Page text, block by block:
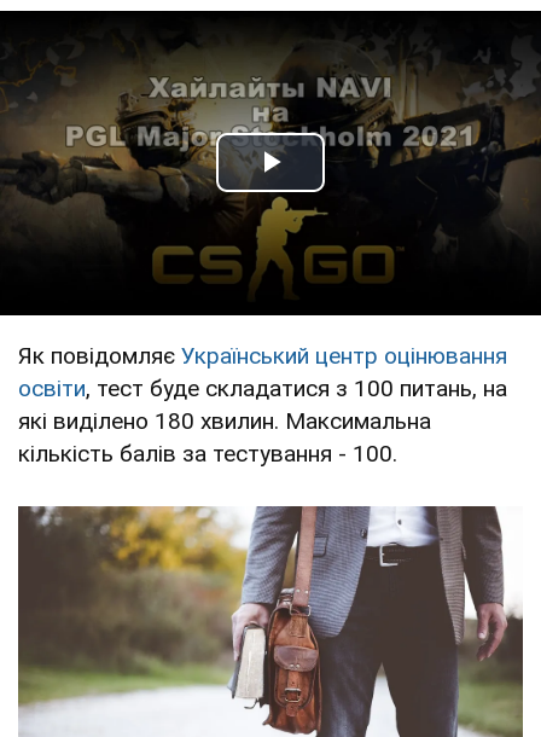
Play Video
Як повідомляє Український центр оцінювання
освіти, тест буде складатися з 100 питань, на
які виділено 180 хвилин. Максимальна
кількість балів за тестування - 100.